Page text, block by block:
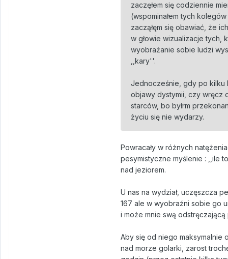
zaczęłem się codziennie
(wspominałem tych
zacząłęm się obawiać, że
w głowie wizualizacje tych,
wyobrażanie sobie ludzi
,,kary''.
Jednocześnie, gdy po kilku
objawy dystymii, czy wręcz
starców, bo byłrm
życiu się nie wydarzy.
Powracały w różnych
pesymistyczne myślenie : ,,ile
nad jeziorem.
U nas na wydział, uczęszcza
167 ale w wyobraźni sobie go
i może mnie swą odstręczającą
Aby się od niego maksymalnie
nad morze golarki, zarost